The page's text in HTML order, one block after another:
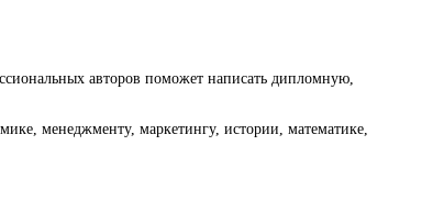
авторов поможет написать дипломную,
менеджменту, маркетингу, истории, математике,